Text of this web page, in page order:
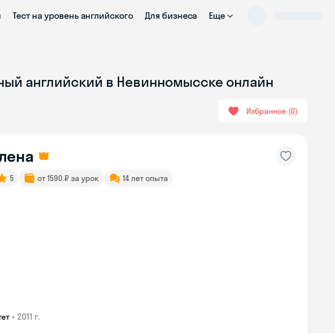
Тест на уровень английского Для бизнеса Еще
английский в Невинномысске онлайн
Избранное 0
5 от 1590 ₽ за урок 14 лет опыта
• 2011 г.